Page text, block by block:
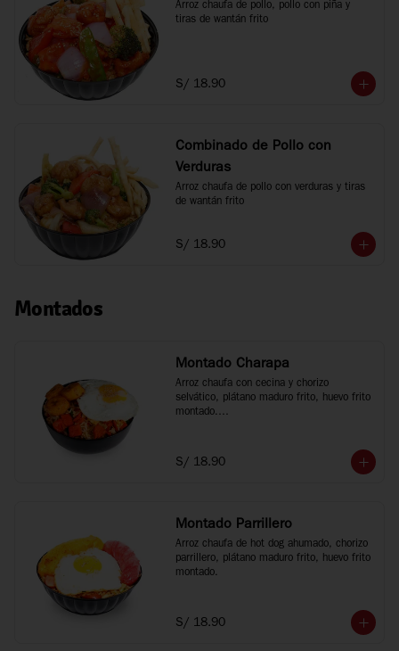
Arroz chaufa de pollo, pollo con piña y
tiras de wantán frito
S/ 18.90
Combinado de Pollo con
Verduras
Arroz chaufa de pollo con verduras y tiras
de wantán frito
S/ 18.90
Montados
Montado Charapa
Arroz chaufa con cecina y chorizo
selvático, plátano maduro frito, huevo frito
montado.
S/ 18.90
Montado Parrillero
Arroz chaufa de hot dog ahumado, chorizo
parrillero, plátano maduro frito, huevo frito
montado.
S/ 18.90